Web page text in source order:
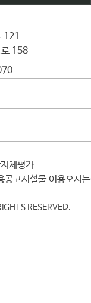
121
로 158
자체평가
용공고 시설물 이용
오시
RESERVED.